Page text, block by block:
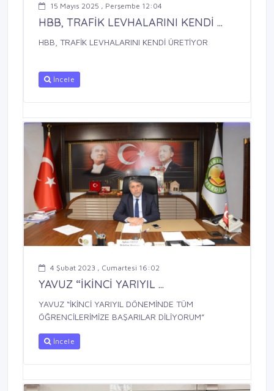
15 Mayıs 2025 , Perşembe 12:04
HBB, TRAFİK LEVHALARINI KENDİ ...
HBB, TRAFİK LEVHALARINI KENDİ ÜRETİYOR
İncele
4 Şubat 2023 , Cumartesi 16:02
YAVUZ “İKİNCİ YARIYIL ...
YAVUZ “İKİNCİ YARIYIL DÖNEMİNDE TÜM
ÖĞRENCİLERİMİZE BAŞARILAR DİLİYORUM”
İncele